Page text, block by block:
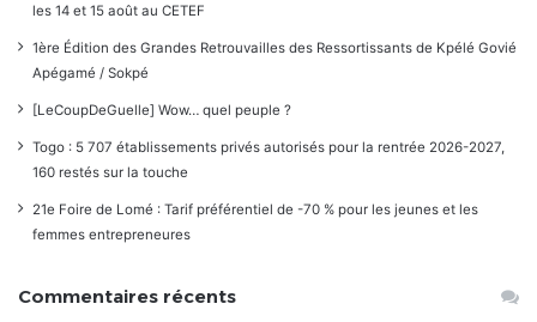
les 14 et 15 août au CETEF
1ère Édition des Grandes Retrouvailles des Ressortissants de Kpélé Govié
Apégamé / Sokpé
[LeCoupDeGuelle] Wow… quel peuple ?
Togo : 5 707 établissements privés autorisés pour la rentrée 2026-2027,
160 restés sur la touche
21e Foire de Lomé : Tarif préférentiel de -70 % pour les jeunes et les
femmes entrepreneures
Commentaires récents